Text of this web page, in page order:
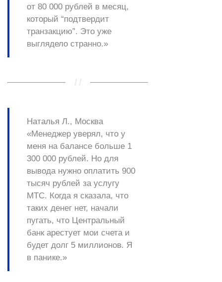
от 80 000 рублей в месяц,
который “подтвердит
транзакцию”. Это уже
выглядело странно.»
Наталья Л., Москва
«Менеджер уверял, что у
меня на балансе больше 1
300 000 рублей. Но для
вывода нужно оплатить 900
тысяч рублей за услугу
MTC. Когда я сказала, что
таких денег нет, начали
пугать, что Центральный
банк арестует мои счета и
будет долг 5 миллионов. Я
в панике.»